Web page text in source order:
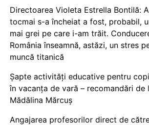
Directoarea Violeta Estrella Bontilă:
tocmai s-a încheiat a fost, probabil,
mai grei pe care i-am trăit.
România înseamnă, astăzi, un stres
muncă titanică
Șapte activități educative pentru
în vacanța de vară – recomandări de
Mădălina Mărcuș
Angajarea profesorilor direct de